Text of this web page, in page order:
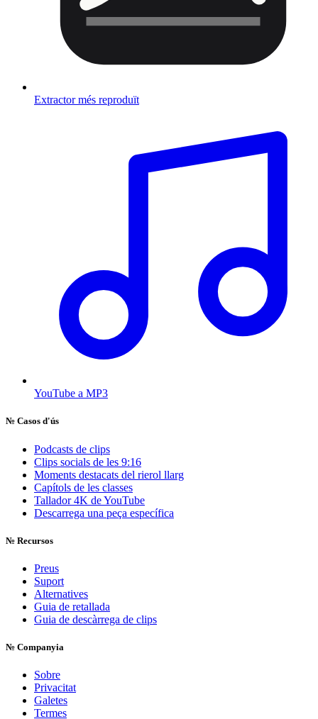
Extractor més reproduït
YouTube a MP3
№ Casos d'ús
Podcasts de clips
Clips socials de les 9:16
Moments destacats del rierol llarg
Capítols de les classes
Tallador 4K de YouTube
Descarrega una peça específica
№ Recursos
Preus
Suport
Alternatives
Guia de retallada
Guia de descàrrega de clips
№ Companyia
Sobre
Privacitat
Galetes
Termes